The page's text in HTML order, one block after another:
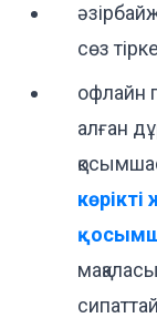
сөз
офлайн
алған